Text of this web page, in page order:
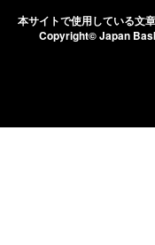
本サイトで使用している文
Copyright© Japan